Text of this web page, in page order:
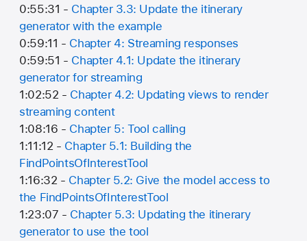
0:55:31 - Chapter 3.3: Update the itinerary
generator with the example
0:59:11 - Chapter 4: Streaming responses
0:59:51 - Chapter 4.1: Update the itinerary
generator for streaming
1:02:52 - Chapter 4.2: Updating views to render
streaming content
1:08:16 - Chapter 5: Tool calling
1:11:12 - Chapter 5.1: Building the
FindPointsOfInterestTool
1:16:32 - Chapter 5.2: Give the model access to
the FindPointsOfInterestTool
1:23:07 - Chapter 5.3: Updating the itinerary
generator to use the tool